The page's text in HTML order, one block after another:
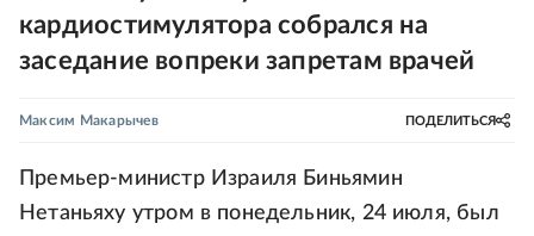
кардиостимулятора собрался на
заседание вопреки запретам врачей
Максим Макарычев ПОДЕЛИТЬСЯ
Премьер-министр Израиля Биньямин
Нетаньяху утром в понедельник, 24 июля, был